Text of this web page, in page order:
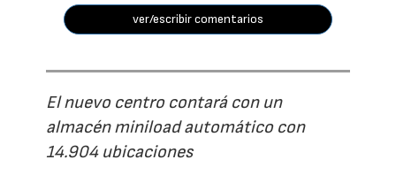
ver/escribir comentarios
El nuevo centro contará con un
almacén miniload automático con
14.904 ubicaciones